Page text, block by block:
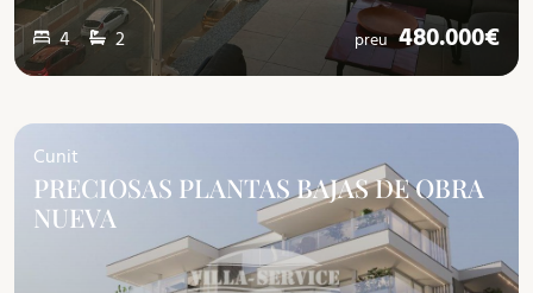
4 2 preu480.000€
Cunit
PRECIOSAS PLANTAS BAJAS DE OBRA
NUEVA